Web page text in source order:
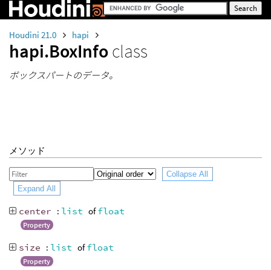
Houdini 21.0 hapi
hapi.BoxInfoclass
ボックスパートのデータ。
メソッド
Collapse All
Expand All
center : list offloat
Property
size : list offloat
Property